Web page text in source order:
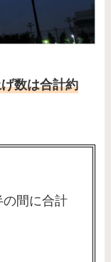
数は合計約
の間に合計